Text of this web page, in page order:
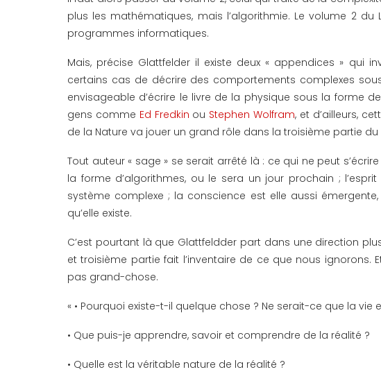
plus les mathématiques, mais l’algorithmie. Le volume 2
programmes informatiques.
Mais, précise Glattfelder il existe deux « appendices » qui
certains cas de décrire des comportements complexes
envisageable d’écrire le livre de la physique sous la forme
gens comme Ed Fredkin ou Stephen Wolfram, et d’ailleurs,
de la Nature va jouer un grand rôle dans la troisième partie du
Tout auteur « sage » se serait arrêté là : ce qui ne peut
la forme d’algorithmes, ou le sera un jour prochain ;
système complexe ; la conscience est elle aussi
qu’elle existe.
C’est pourtant là que Glattfeldder part dans une direction
et troisième partie fait l’inventaire de ce que nous ignorons.
pas grand-chose.
« • Pourquoi existe-t-il quelque chose ? Ne serait-ce que la vie
• Que puis-je apprendre, savoir et comprendre de la réalité ?
• Quelle est la véritable nature de la réalité ?